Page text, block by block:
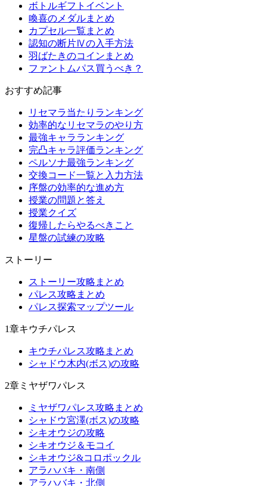
ボトルギフトイベント
喚喜のメダルまとめ
カプセル一覧まとめ
認知の断片Ⅳの入手方法
羽ばたきのコインまとめ
ファントムパス買うべき？
おすすめ記事
リセマラ当たりランキング
効率的なリセマラのやり方
最強キャラランキング
完凸キャラ評価ランキング
ペルソナ最強ランキング
交換コード一覧と入力方法
序盤の効率的な進め方
授業の問題と答え
授業クイズ
復帰したらやるべきこと
星盤の試練の攻略
ストーリー
ストーリー攻略まとめ
パレス攻略まとめ
パレス探索マップツール
1章キウチパレス
キウチパレス攻略まとめ
シャドウ木内(ボス)の攻略
2章ミヤザワパレス
ミヤザワパレス攻略まとめ
シャドウ宮澤(ボス)の攻略
シキオウジの攻略
シキオウジ＆モコイ
シキオウジ&コロポックル
アラハバキ・南側
アラハバキ・北側